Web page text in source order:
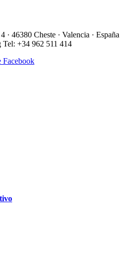
· 46380 Cheste · Valencia · España
Tel: +34 962 511 414
Facebook